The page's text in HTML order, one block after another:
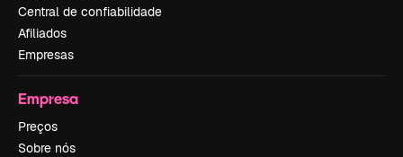
Central de confiabilidade
Afiliados
Empresas
Empresa
Preços
Sobre nós